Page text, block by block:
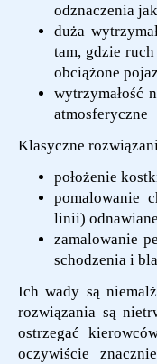
odznaczenia
duża
tam, gdzie
obciążone
wytrzymałość
atmosferyczne
Klasyczne
położenie
pomalowanie
linii)
zamalowanie
schodzenia i
Ich wady są
rozwiązania są
ostrzegać
oczywiście